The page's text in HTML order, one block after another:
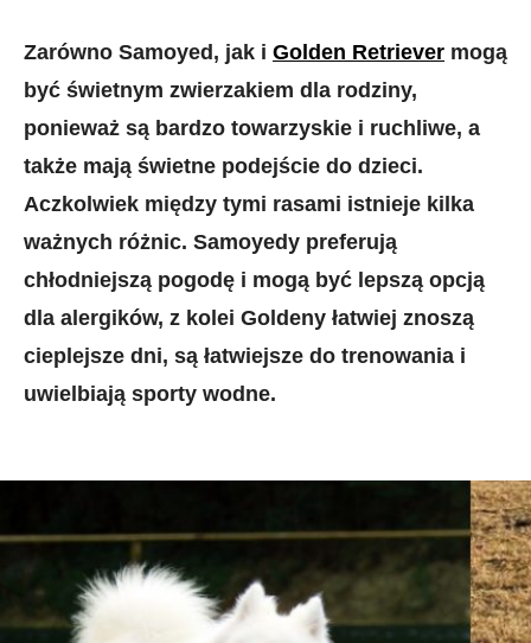
Zarówno Samoyed, jak i Golden Retriever mogą
być świetnym zwierzakiem dla rodziny,
ponieważ są bardzo towarzyskie i ruchliwe, a
także mają świetne podejście do dzieci.
Aczkolwiek między tymi rasami istnieje kilka
ważnych różnic. Samoyedy preferują
chłodniejszą pogodę i mogą być lepszą opcją
dla alergików, z kolei Goldeny łatwiej znoszą
cieplejsze dni, są łatwiejsze do trenowania i
uwielbiają sporty wodne.